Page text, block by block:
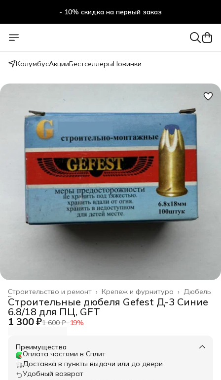
- 10% скидка на первый заказ
КолумбусАкцииБестселлерыНовинки
Дюбель
Крепеж и фурнитура ›
Строительство и ремонт ›
Главная
Строительные дюбеля Gefest Д-3 Синие
6.8/18 для ПЦ, GFT
1 300 ₽1 600 ₽−19%
Преимущества
Оплата частями в Сплит
Доставка в пункты выдачи или до двери
Удобный возврат